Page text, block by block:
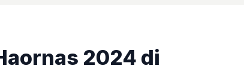
2024 di